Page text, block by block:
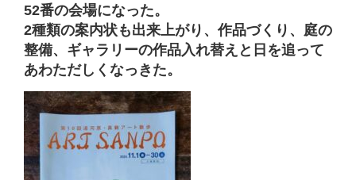
52番の会場になった。
2種類の案内状も出来上がり、作品づくり、庭の
整備、ギャラリーの作品入れ替えと日を追って
あわただしくなっきた。